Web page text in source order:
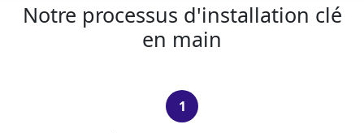
Notre processus d'installation clé
en main
1